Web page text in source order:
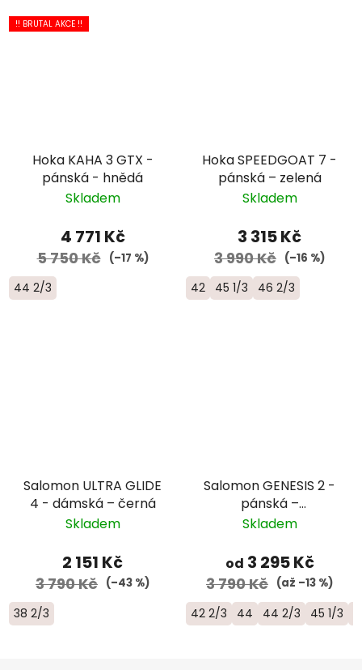
!! BRUTAL AKCE !!
Hoka KAHA 3 GTX -
pánská - hnědá
Skladem
4 771 Kč
5 750 Kč (–17 %)
44 2/3
Hoka SPEEDGOAT 7 -
pánská – zelená
Skladem
3 315 Kč
3 990 Kč (–16 %)
42 45 1/3 46 2/3
Salomon ULTRA GLIDE
4 - dámská – černá
Skladem
2 151 Kč
3 790 Kč (–43 %)
38 2/3
Salomon GENESIS 2 -
pánská –
zelená/oranžová
Skladem
od 3 295 Kč
3 790 Kč (až –13 %)
42 2/3 44 44 2/3 45 1/3